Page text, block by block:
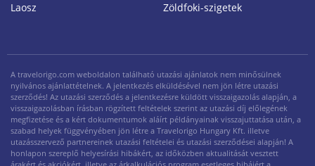
Laosz
Zöldfoki-szigetek
A travelorigo.com weboldalon található utazási ajánlatok nem minősülnek
nyilvános ajánlattételnek. A jelentkezés elküldésével nem jön létre utazási
szerződés! Az utazási szerződés a jelentkezésre küldött visszaigazolás alapján, a
visszaigazolásban írásban rögzített feltételek szerint az utazási díj előlegének
megfizetése és a kért dokumentumok aláírt példányainak visszajuttatása után, a
szabad helyek függvényében jön létre a Travelorigo Hungary Kft. illetve
utazásszervező partnereinek utazási feltételei és utazási szerződései alapján! A
honlapon szereplő helyesírási hibákért, az időközben aktualitását vesztett